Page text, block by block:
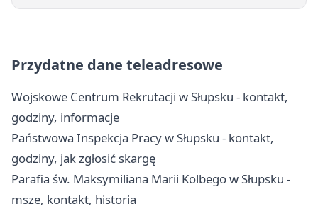
Przydatne dane teleadresowe
Wojskowe Centrum Rekrutacji w Słupsku - kontakt,
godziny, informacje
Państwowa Inspekcja Pracy w Słupsku - kontakt,
godziny, jak zgłosić skargę
Parafia św. Maksymiliana Marii Kolbego w Słupsku -
msze, kontakt, historia